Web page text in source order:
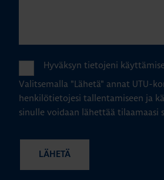
Hyväksyn tietojeni
Valitsemalla "Lähetä" annat UTU-
henkilötietojesi tallentamiseen ja
sinulle voidaan lähettää tilaamaasi